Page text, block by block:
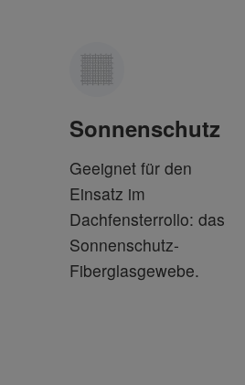
Sonnenschutz
Geeignet für den
Einsatz im
Dachfensterrollo: das
Sonnenschutz-
Fiberglasgewebe.